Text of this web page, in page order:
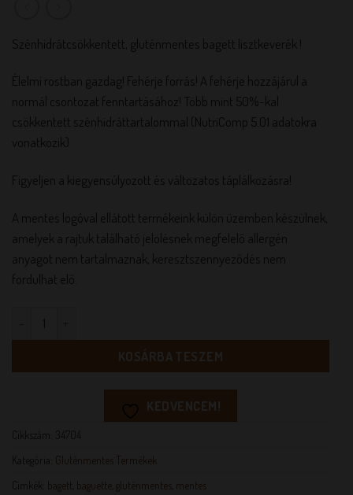
Szénhidrátcsökkentett, gluténmentes bagett lisztkeverék !
Élelmi rostban gazdag! Fehérje forrás! A fehérje hozzájárul a
normál csontozat fenntartásához! Több mint 50%-kal
csökkentett szénhidráttartalommal (NutriComp 5.01 adatokra
vonatkozik)
Figyeljen a kiegyensúlyozott és változatos táplálkozásra!
A mentes logóval ellátott termékeink külön üzemben készülnek,
amelyek a rajtuk található jelölésnek megfelelő allergén
anyagot nem tartalmaznak, keresztszennyeződés nem
fordulhat elő.
KOSÁRBA TESZEM
KEDVENCEM!
Cikkszám:
34704
Kategória: Gluténmentes Termékek
Címkék: bagett baguette gluténmentes mentes